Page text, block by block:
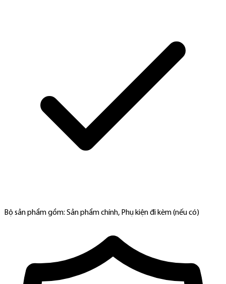
Bộ sản phẩm gồm: Sản phẩm chính, Phụ kiện đi kèm (nếu có)